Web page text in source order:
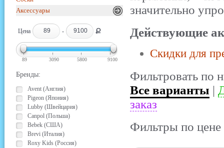
значительно
Действующие
Скидки для
Фильтровать по
Все варианты |
заказ
Фильтры по цене
Аксессуары
Цена - Ք
89 3090 5800 9100
Бренды:
Avent (Англия)
Pigeon (Япония)
Lubby (Швейцария)
Canpol (Польша)
Bebek (США)
Brevi (Италия)
Roxy Kids (Россия)